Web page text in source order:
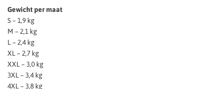
Gewicht per maat
S – 1,9 kg
M – 2,1 kg
L – 2,4 kg
XL – 2,7 kg
XXL – 3,0 kg
3XL – 3,4 kg
4XL – 3,8 kg